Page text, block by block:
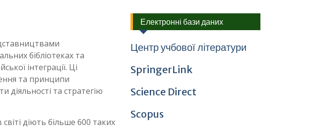
бібліотеках та
інтеграції. Ці
та принципи
діяльності та стратегію
діють більше 600 таких
Електронні бази даних
Центр учбової літератури
SpringerLink
Science Direct
Scopus